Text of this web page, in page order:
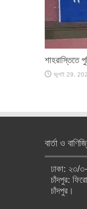
শাহরাস্তিতে
জুলাই 29,
বার্তা ও
ঢাকা: ২৩/
চাঁদপুর:
চাঁদপুর।